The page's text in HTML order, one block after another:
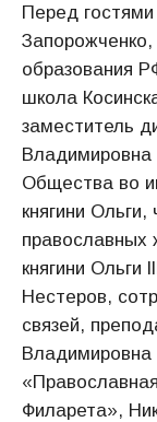
Перед
образования
школа
заместитель
Владимировна
Общества во
княгини
православных
княгини Ольги
Нестеров,
связей,
Филарета»,